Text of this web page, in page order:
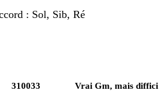
: Sol, Sib, Ré
310033 Vrai Gm, mais